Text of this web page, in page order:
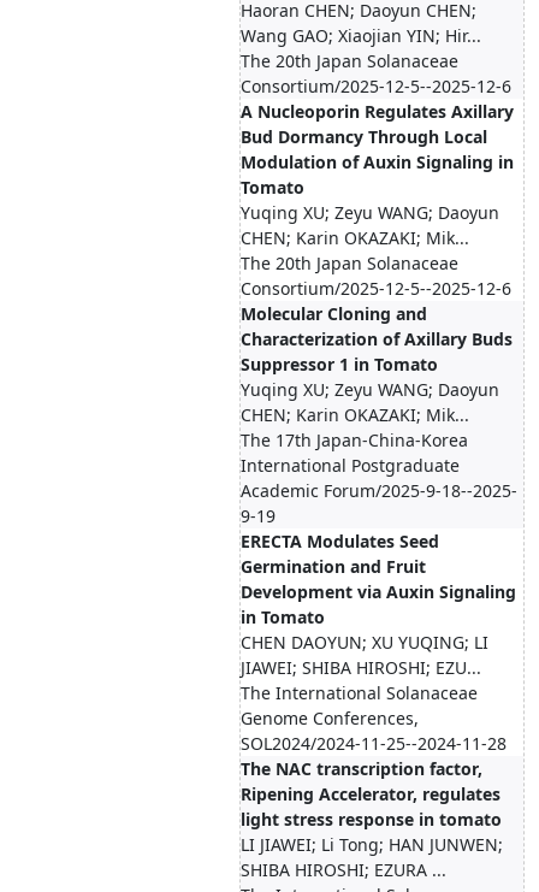
Haoran CHEN; Daoyun CHEN;
Wang GAO; Xiaojian YIN; Hir...
The 20th Japan Solanaceae
Consortium/2025-12-5--2025-12-6
A Nucleoporin Regulates Axillary
Bud Dormancy Through Local
Modulation of Auxin Signaling in
Tomato
Yuqing XU; Zeyu WANG; Daoyun
CHEN; Karin OKAZAKI; Mik...
The 20th Japan Solanaceae
Consortium/2025-12-5--2025-12-6
Molecular Cloning and
Characterization of Axillary Buds
Suppressor 1 in Tomato
Yuqing XU; Zeyu WANG; Daoyun
CHEN; Karin OKAZAKI; Mik...
The 17th Japan-China-Korea
International Postgraduate
Academic Forum/2025-9-18--2025-
9-19
ERECTA Modulates Seed
Germination and Fruit
Development via Auxin Signaling
in Tomato
CHEN DAOYUN; XU YUQING; LI
JIAWEI; SHIBA HIROSHI; EZU...
The International Solanaceae
Genome Conferences,
SOL2024/2024-11-25--2024-11-28
The NAC transcription factor,
Ripening Accelerator, regulates
light stress response in tomato
LI JIAWEI; Li Tong; HAN JUNWEN;
SHIBA HIROSHI; EZURA ...